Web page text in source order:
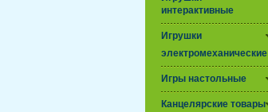
интерактивные
Игрушки
электромеханические
Игры настольные
Канцелярские товары